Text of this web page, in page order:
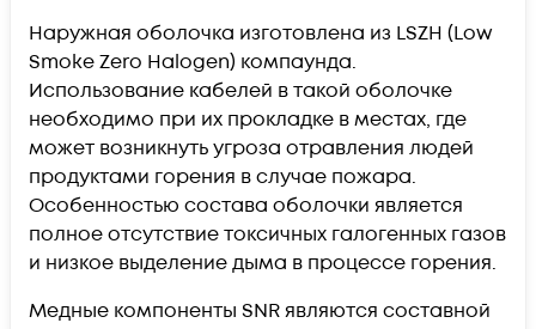
Наружная оболочка изготовлена из LSZH (Low
Smoke Zero Halogen) компаунда.
Использование кабелей в такой оболочке
необходимо при их прокладке в местах, где
может возникнуть угроза отравления людей
продуктами горения в случае пожара.
Особенностью состава оболочки является
полное отсутствие токсичных галогенных газов
и низкое выделение дыма в процессе горения.
Медные компоненты SNR являются составной